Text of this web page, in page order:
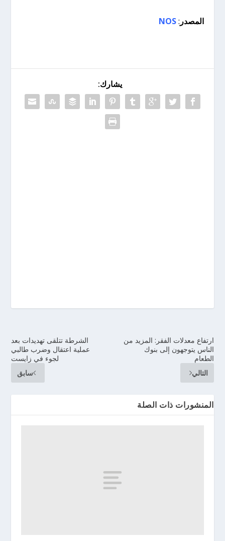
المصدر :
NOS
يشارك:
الشرطة تتلقى تهديدات بعد
عملية اعتقال وضرب طالبي
لجوء في زايست
سابق
ارتفاع معدلات الفقر: المزيد من
الناس يتوجهون إلى بنوك
الطعام
التالي
المنشورات ذات الصلة